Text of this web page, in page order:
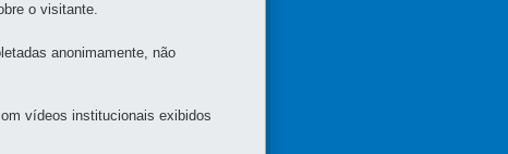
o visitante.
anonimamente, não
vídeos institucionais exibidos